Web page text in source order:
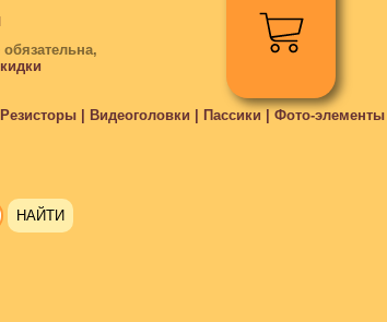
| Видеоголовки | Пассики | Фото-элементы |